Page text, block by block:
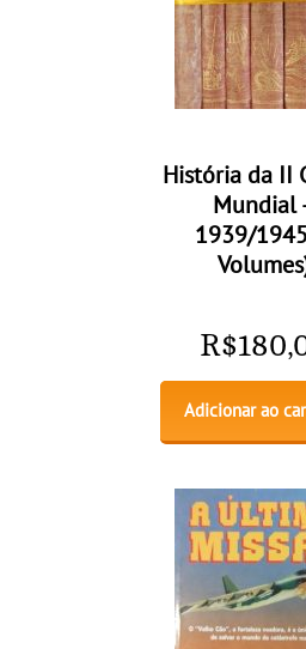
História da II
Mundial
1939/
R$
Adicionar ao